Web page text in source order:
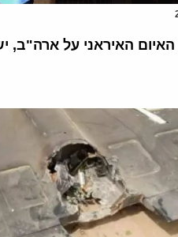
האיראני על ארה"ב,